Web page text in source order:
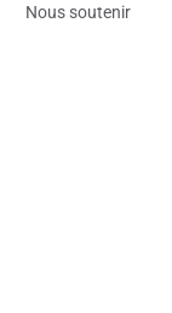
Nous soutenir